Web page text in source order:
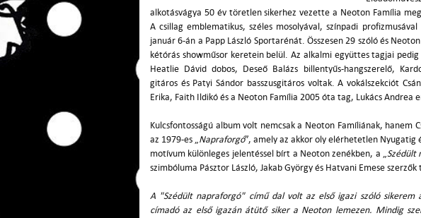
alkotásvágya 50 év töretlen sikerhez vezette a Neoton Família
A csillag emblematikus, széles mosolyával, színpadi
január 6-án a Papp László Sportarénát. Összesen 29 szóló és
kétórás showműsor keretein belül. Az alkalmi együttes tagjai pedig
Heatlie Dávid dobos, Deseő Balázs billentyűs-hangszerelő,
gitáros és Patyi Sándor basszusgitáros voltak. A vokálszekciót
Erika, Faith Ildikó és a Neoton Família 2005 óta tag, Lukács Andrea
Kulcsfontosságú album volt nemcsak a Neoton Famíliának, hanem
az 1979-es „Napraforgó”, amely az akkor oly elérhetetlen
motívum különleges jelentéssel bírt a Neoton zenékben, a „Szédült
szimbóluma Pásztor László, Jakab György és Hatvani Emese szerzők
A "Szédült napraforgó" című dal volt az első igazi szóló
címadó az első igazán átütő siker a Neoton lemezen. Mindig